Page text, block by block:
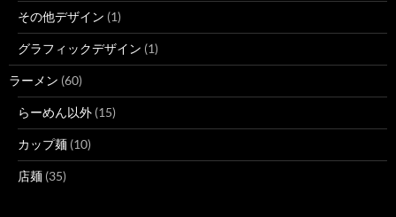
その他デザイン (1)
グラフィックデザイン (1)
ラーメン (60)
らーめん以外 (15)
カップ麺 (10)
店麺 (35)